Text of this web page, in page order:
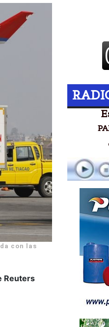
con las
Reuters